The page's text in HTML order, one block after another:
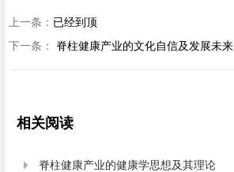
上一条： 已经到顶
下一条： 脊柱健康产业的文化自信及发展未来
相关阅读
 脊柱健康产业的健康学思想及其理论